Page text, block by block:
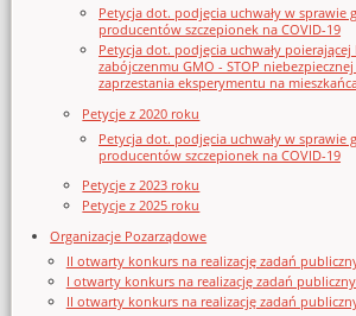
Petycja dot. podjęcia uchwały w sprawie
producentów szczepionek na COVID-19
Petycja dot. podjęcia uchwały
zabójczenmu GMO - STOP
zaprzestania eksperymentu na
Petycje z 2020 roku
Petycja dot. podjęcia uchwały w sprawie
producentów szczepionek na COVID-19
Petycje z 2023 roku
Petycje z 2025 roku
Organizacje Pozarządowe
II otwarty konkurs na realizację zadań
I otwarty konkurs na realizację zadań
II otwarty konkurs na realizację zadań